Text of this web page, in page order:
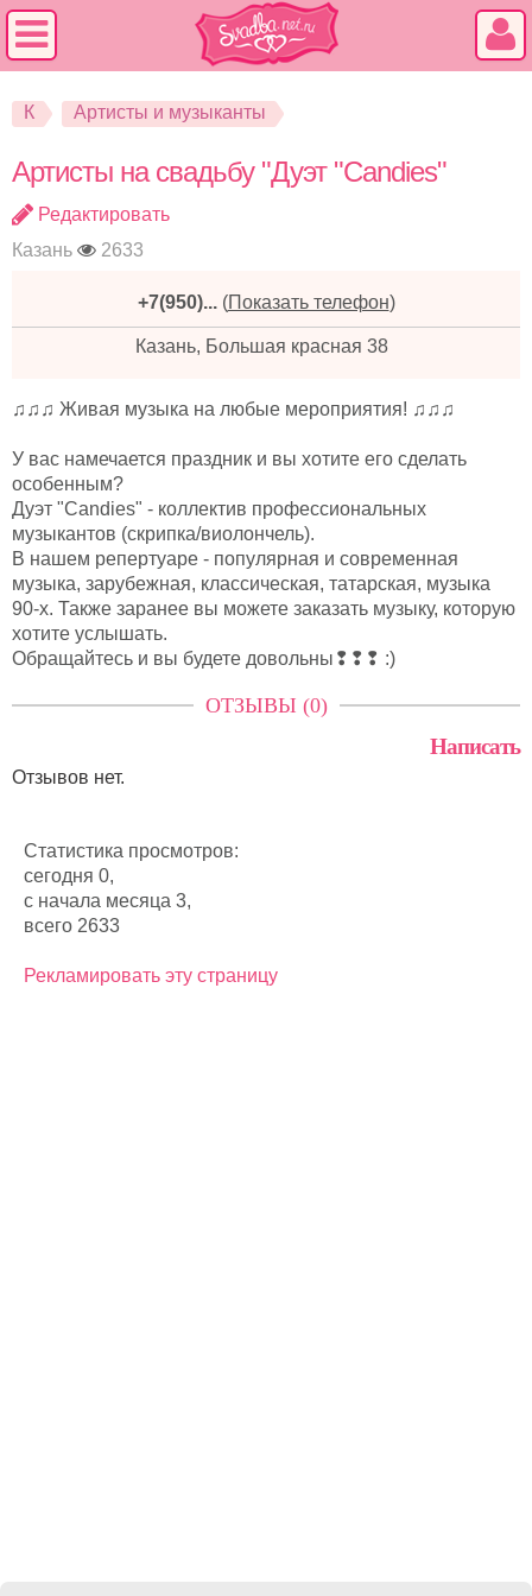
К Артисты и музыканты
Артисты на свадьбу "Дуэт "Candies"
Редактировать
Казань
2633
+7(950)... (Показать телефон)
Казань, Большая красная 38
♫♫♫ Живая музыка на любые мероприятия! ♫♫♫
У вас намечается праздник и вы хотите его сделать
особенным?
Дуэт "Candies" - коллектив профессиональных
музыкантов (скрипка/виолончель).
В нашем репертуаре - популярная и современная
музыка, зарубежная, классическая, татарская, музыка
90-х. Также заранее вы можете заказать музыку, которую
хотите услышать.
Обращайтесь и вы будете довольны❢❢❢ :)
ОТЗЫВЫ (0)
Написать
Отзывов нет.
Статистика просмотров:
сегодня 0,
с начала месяца 3,
всего 2633
Рекламировать эту страницу